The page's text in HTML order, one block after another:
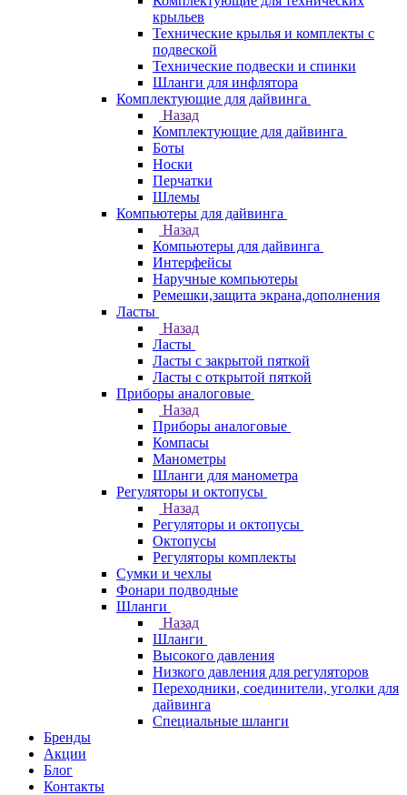
крыльев
Технические крылья и комплекты с
подвеской
Технические подвески и спинки
Шланги для инфлятора
Комплектующие для дайвинга
Назад
Комплектующие для дайвинга
Боты
Носки
Перчатки
Шлемы
Компьютеры для дайвинга
Назад
Компьютеры для дайвинга
Интерфейсы
Наручные компьютеры
Ремешки,защита экрана,дополнения
Ласты
Назад
Ласты
Ласты с закрытой пяткой
Ласты с открытой пяткой
Приборы аналоговые
Назад
Приборы аналоговые
Компасы
Манометры
Шланги для манометра
Регуляторы и октопусы
Назад
Регуляторы и октопусы
Октопусы
Регуляторы комплекты
Сумки и чехлы
Фонари подводные
Шланги
Назад
Шланги
Высокого давления
Низкого давления для регуляторов
Переходники, соединители, уголки для
дайвинга
Специальные шланги
Бренды
Акции
Блог
Контакты